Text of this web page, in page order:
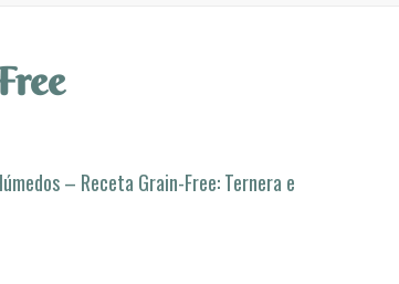
– Receta Grain-Free: Ternera e